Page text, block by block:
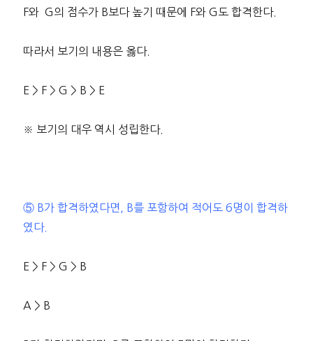
F와 G의 점수가 B보다 높기 때문에 F와 G도 합격한다.
따라서 보기의 내용은 옳다.
E > F > G > B > E
※ 보기의 대우 역시 성립한다.
⑤ B가 합격하였다면, B를 포함하여 적어도 6명이 합격하
였다.
E > F > G > B
A > B